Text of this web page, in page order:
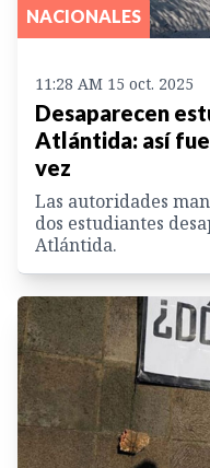
NACIONALES
11:28 AM 15 oct. 2025
Desaparecen
Atlántida: así
vez
Las autoridades
dos estudiantes
Atlántida.